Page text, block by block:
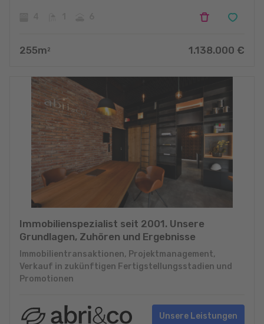
255m 2 1.138.000 €
Immobilienspezialist seit 2001. Unsere
Grundlagen, Zuhören und Ergebnisse
Immobilientransaktionen, Projektmanagement,
Verkauf in zukünftigen Fertigstellungsstadien und
Promotionen
Unsere Leistungen